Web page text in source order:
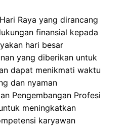
Raya yang dirancang
finansial kepada
hari besar
yang diberikan untuk
dapat menikmati waktu
dan nyaman
Pengembangan Profesi
meningkatkan
karyawan